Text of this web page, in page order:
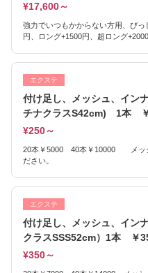
¥17,600～
強力でいつもかからない方用、び
円、ロング+1500円、超ロング
エクステ
付け足し、メッシュ、イン
チナクラスS42cm) 1本
¥250～
20本￥5000 40本￥10000 メッシ
ださい。
エクステ
付け足し、メッシュ、イン
クラスSSS52cm）1本 ￥
¥350～